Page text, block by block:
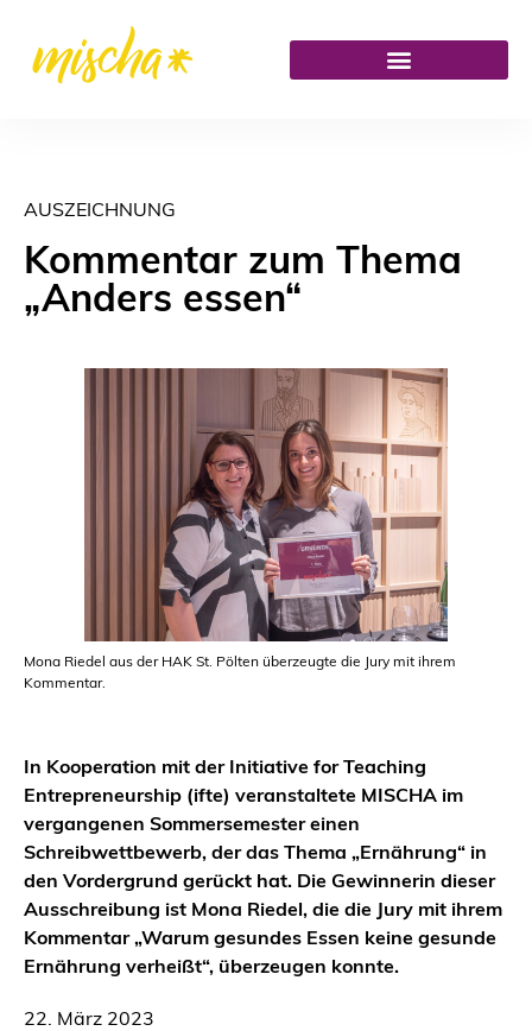
AUSZEICHNUNG
Kommentar zum Thema
„Anders essen“
In Kooperation mit der Initiative for Teaching
Entrepreneurship (ifte) veranstaltete MISCHA im
vergangenen Sommersemester einen
Schreibwettbewerb, der das Thema „Ernährung“ in
den Vordergrund gerückt hat. Die Gewinnerin dieser
Ausschreibung ist Mona Riedel, die die Jury mit ihrem
Kommentar „Warum gesundes Essen keine gesunde
Ernährung verheißt“, überzeugen konnte.
22. März 2023
Mona Riedel aus der HAK St. Pölten überzeugte die Jury mit ihrem
Kommentar.